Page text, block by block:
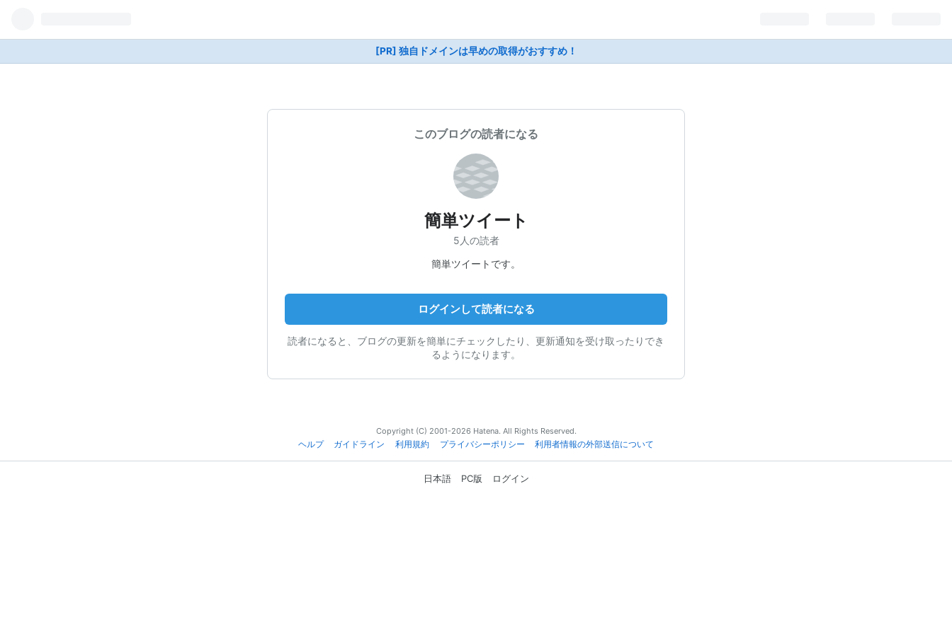
[PR] 独自ドメインは早めの取得がおすすめ！
このブログの読者になる
簡単ツイート
5人の読者
簡単ツイートです。
ログインして読者になる
読者になると、ブログの更新を簡単にチェックしたり、更新通知を受け取ったりでき
るようになります。
Copyright (C) 2001-2026 Hatena. All Rights Reserved.
ヘルプ
ガイドライン 利用規約 プライバシーポリシー 利用者情報の外部送信について
日本語 PC版 ログイン